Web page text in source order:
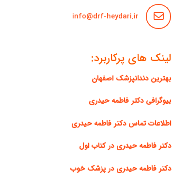
info@drf-heydari.ir
لینک های پرکاربرد:
بهترین دندانپزشک اصفهان
بیوگرافی دکتر فاطمه حیدری
اطلاعات تماس دکتر فاطمه حیدری
دکتر فاطمه حیدری در کتاب اول
دکتر فاطمه حیدری در پزشک خوب